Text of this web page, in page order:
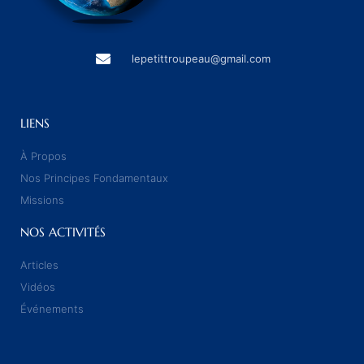
lepetittroupeau@gmail.com
LIENS
À Propos
Nos Principes Fondamentaux
Missions
NOS ACTIVITÉS
Articles
Vidéos
Événements